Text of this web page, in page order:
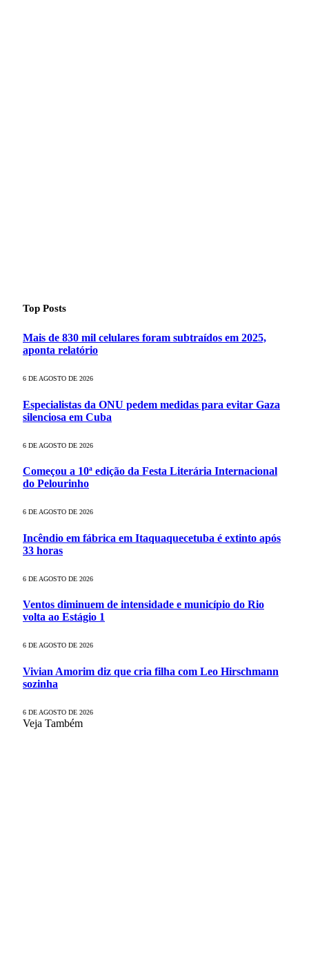
Top Posts
Mais de 830 mil celulares foram subtraídos em 2025,
aponta relatório
6 DE AGOSTO DE 2026
Especialistas da ONU pedem medidas para evitar Gaza
silenciosa em Cuba
6 DE AGOSTO DE 2026
Começou a 10ª edição da Festa Literária Internacional
do Pelourinho
6 DE AGOSTO DE 2026
Incêndio em fábrica em Itaquaquecetuba é extinto após
33 horas
6 DE AGOSTO DE 2026
Ventos diminuem de intensidade e município do Rio
volta ao Estágio 1
6 DE AGOSTO DE 2026
Vivian Amorim diz que cria filha com Leo Hirschmann
sozinha
6 DE AGOSTO DE 2026
Veja Também